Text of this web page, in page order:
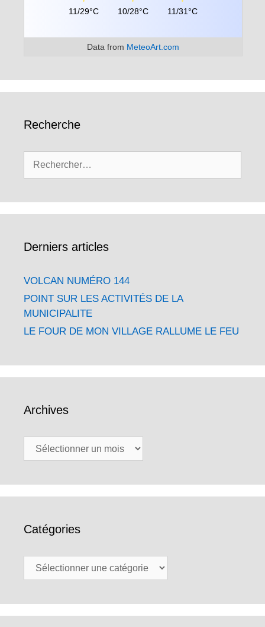
11/29°C 10/28°C 11/31°C
Data from MeteoArt.com
Recherche
Derniers articles
VOLCAN NUMÉRO 144
POINT SUR LES ACTIVITÉS DE LA
MUNICIPALITE
LE FOUR DE MON VILLAGE RALLUME LE FEU
Archives
Archives
Catégories
Catégories